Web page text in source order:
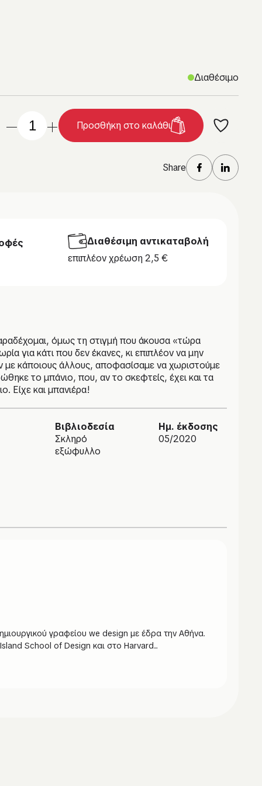
Διαθέσιμο
Προσθήκη στο καλάθι
Share
Διαθέσιμη αντικαταβολή
επιπλέον χρέωση 2,5 €
όμως τη στιγμή που άκουσα «τώρα
για κάτι που δεν έκανες, κι επιπλέον να μην
με κάποιους άλλους, αποφασίσαμε να χωριστούμε
το μπάνιο, που, αν το σκεφτείς, έχει και τα
Είχε και μπανιέρα!
Βιβλιοδεσία
Σκληρό
εξώφυλλο
Ημ. έκδοσης
05/2020
γραφείου we design με έδρα την Αθήνα.
School of Design και στο Harvard...